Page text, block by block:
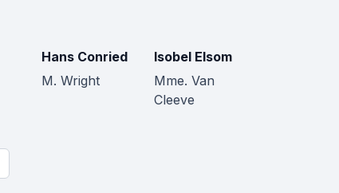
Hans Conried
M. Wright
Isobel Elsom
Mme. Van
Cleeve